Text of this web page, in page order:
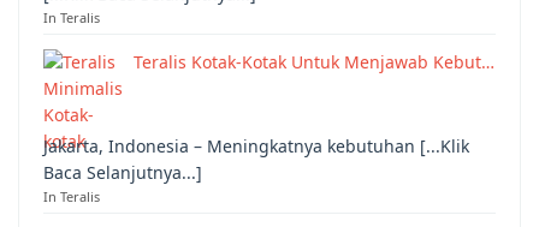
In Teralis
Teralis Kotak-Kotak Untuk Menjawab Kebut…
Jakarta, Indonesia – Meningkatnya kebutuhan [...Klik
Baca Selanjutnya...]
In Teralis